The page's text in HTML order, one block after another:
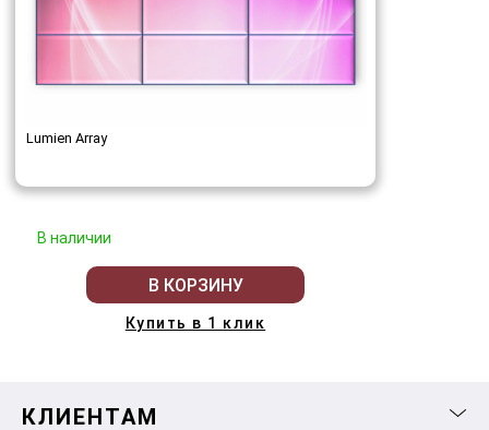
Lumien Array
В наличии
В КОРЗИНУ
Купить в 1 клик
КЛИЕНТАМ